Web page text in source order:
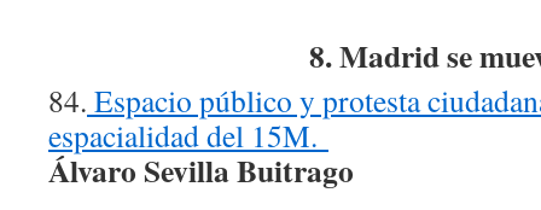
8. Madrid se
84. Espacio público y protesta
espacialidad del 15M.
Álvaro Sevilla Buitrago